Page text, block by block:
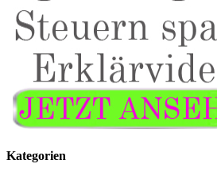
Kategorien